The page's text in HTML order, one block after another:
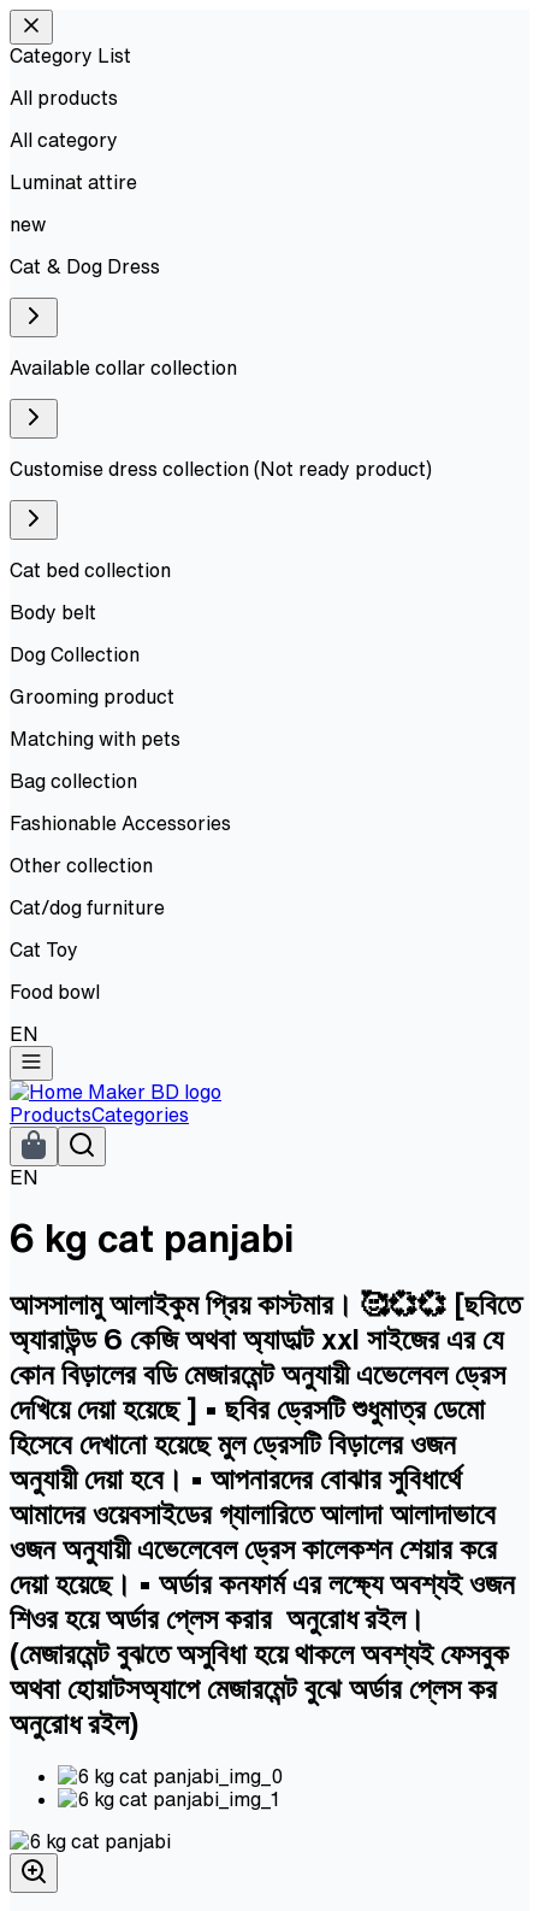
Category List
All products
All category
Luminat attire
new
Cat & Dog Dress
Available collar collection
Customise dress collection (Not ready product)
Cat bed collection
Body belt
Dog Collection
Grooming product
Matching with pets
Bag collection
Fashionable Accessories
Other collection
Cat/dog furniture
Cat Toy
Food bowl
EN
ProductsCategories
EN
6 kg cat panjabi
আসসালামু আলাইকুম প্রিয় কাস্টমার। 🥰💞💞 [ছবিতে
অ্যারাউন্ড 6 কেজি অথবা অ্যাডাল্ট xxl সাইজের এর যে
কোন বিড়ালের বডি মেজারমেন্ট অনুযায়ী এভেলেবল ড্রেস
দেখিয়ে দেয়া হয়েছে ] • ছবির ড্রেসটি শুধুমাত্র ডেমো
হিসেবে দেখানো হয়েছে মুল ড্রেসটি বিড়ালের ওজন
অনুযায়ী দেয়া হবে। • আপনারদের বোঝার সুবিধার্থে
আমাদের ওয়েবসাইডের গ্যালারিতে আলাদা আলাদাভাবে
ওজন অনুযায়ী এভেলেবেল ড্রেস কালেকশন শেয়ার করে
দেয়া হয়েছে। • অর্ডার কনফার্ম এর লক্ষ্যে অবশ্যই ওজন
শিওর হয়ে অর্ডার প্লেস করার অনুরোধ রইল।
(মেজারমেন্ট বুঝতে অসুবিধা হয়ে থাকলে অবশ্যই ফেসবুক
অথবা হোয়াটসঅ্যাপে মেজারমেন্ট বুঝে অর্ডার প্লেস কর
অনুরোধ রইল)